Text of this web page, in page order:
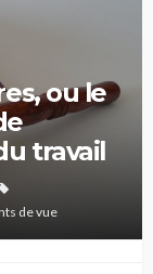
ou le
travail
de vue